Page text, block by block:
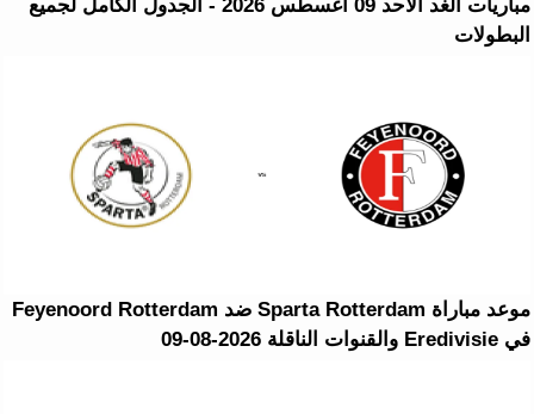
مباريات الغد الأحد 09 أغسطس 2026 - الجدول الكامل لجميع
البطولات
موعد مباراة Sparta Rotterdam ضد Feyenoord Rotterdam
في Eredivisie والقنوات الناقلة 2026-08-09